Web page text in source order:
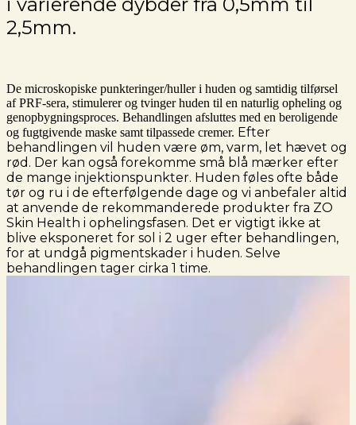
i varierende dybder fra 0,5mm til
2,5mm.
De microskopiske punkteringer/huller i huden og samtidig tilførsel
af PRF-sera, stimulerer og tvinger huden til en naturlig opheling og
genopbygningsproces. Behandlingen afsluttes med en beroligende
og fugtgivende maske samt tilpassede cremer. Efter
behandlingen vil huden være øm, varm, let hævet og
rød. Der kan også forekomme små blå mærker efter
de mange injektionspunkter. Huden føles ofte både
tør og ru i de efterfølgende dage og vi anbefaler altid
at anvende de rekommanderede produkter fra ZO
Skin Health i ophelingsfasen. Det er vigtigt ikke at
blive eksponeret for sol i 2 uger efter behandlingen,
for at undgå pigmentskader i huden. Selve
behandlingen tager cirka 1 time.